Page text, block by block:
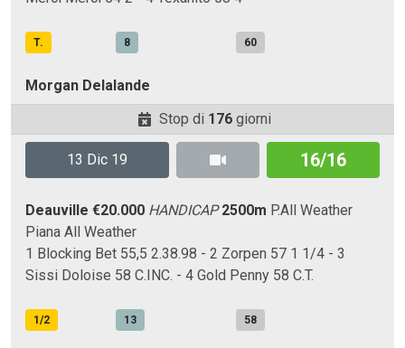
T. 8 60
Morgan Delalande
Stop di 176 giorni
13 Dic 19 16/16
Deauville €20.000 HANDICAP 2500m P.All Weather
Piana All Weather
1 Blocking Bet 55,5 2.38.98 - 2 Zorpen 57 1 1/4 - 3
Sissi Doloise 58 C.INC. - 4 Gold Penny 58 C.T.
1/2 13 58